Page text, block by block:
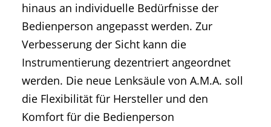
hinaus an individuelle Bedürfnisse der
Bedienperson angepasst werden. Zur
Verbesserung der Sicht kann die
Instrumentierung dezentriert angeordnet
werden. Die neue Lenksäule von A.M.A. soll
die Flexibilität für Hersteller und den
Komfort für die Bedienperson